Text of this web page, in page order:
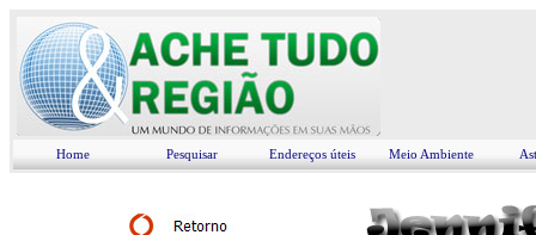
Home Pesquisar Endereços úteis Meio Ambiente